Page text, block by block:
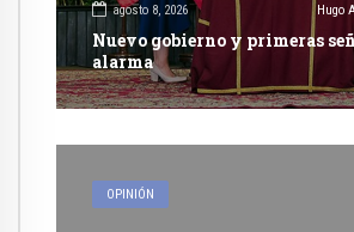
agosto 8, 2026 Hugo
Nuevo gobierno y primeras
alarma
OPINIÓN